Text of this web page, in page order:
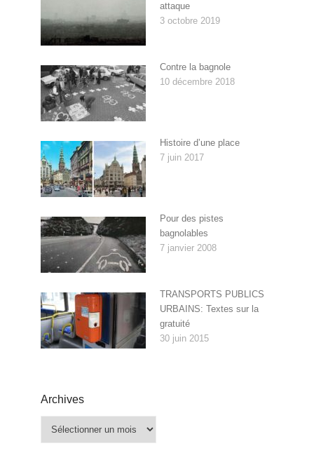
attaque
3 octobre 2019
Contre la bagnole
10 décembre 2018
Histoire d’une place
7 juin 2017
Pour des pistes
bagnolables
7 janvier 2008
TRANSPORTS PUBLICS
URBAINS: Textes sur la
gratuité
30 juin 2015
Archives
Archives